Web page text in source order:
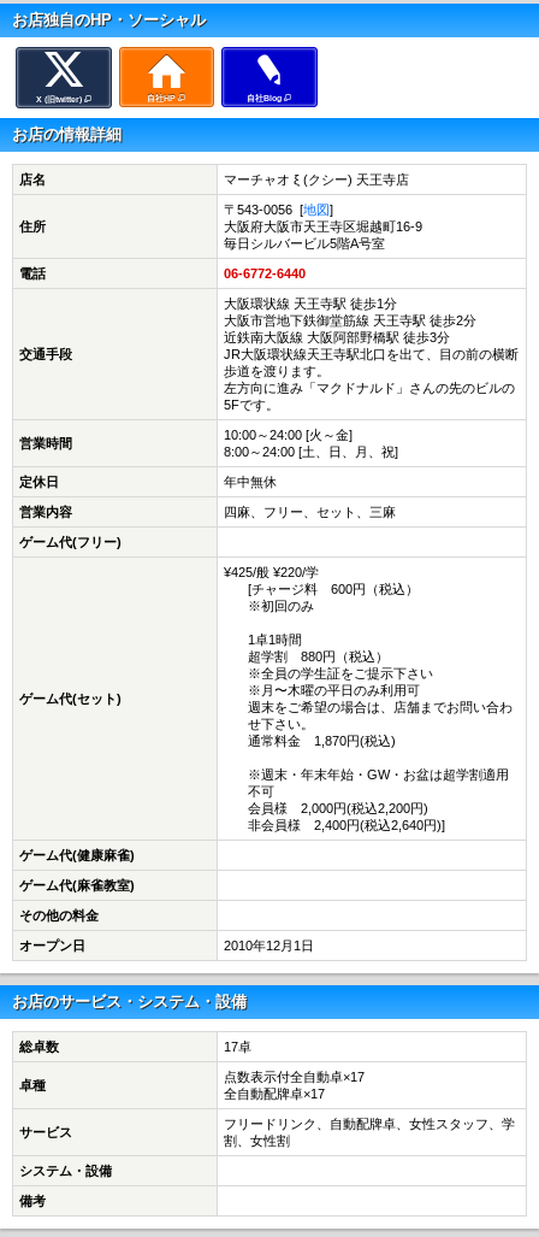
お店独自のHP・ソーシャル
X (旧twitter) 自社HP 自社Blog
お店の情報詳細
店名 マーチャオ ξ (クシー) 天王寺店
住所
〒543-0056 [地図]
大阪府大阪市天王寺区堀越町16-9
毎日シルバービル5階A号室
電話 06-6772-6440
交通手段
大阪環状線 天王寺駅 徒歩1分
大阪市営地下鉄御堂筋線 天王寺駅 徒歩2分
近鉄南大阪線 大阪阿部野橋駅 徒歩3分
JR大阪環状線天王寺駅北口を出て、目の前の横断
歩道を渡ります。
左方向に進み「マクドナルド」さんの先のビルの
5Fです。
営業時間
10:00～24:00 [火～金]
8:00～24:00 [土、日、月、祝]
定休日 年中無休
営業内容 四麻、フリー、セット、三麻
ゲーム代(フリー)
ゲーム代(セット)
¥425/般 ¥220/学
[チャージ料 600円（税込）
※初回のみ
1卓1時間
超学割 880円（税込）
※全員の学生証をご提示下さい
※月〜木曜の平日のみ利用可
週末をご希望の場合は、店舗までお問い合わ
せ下さい。
通常料金 1,870円(税込)
※週末・年末年始・GW・お盆は超学割適用
不可
会員様 2,000円(税込2,200円)
非会員様 2,400円(税込2,640円)]
ゲーム代(健康麻雀)
ゲーム代(麻雀教室)
その他の料金
オープン日 2010年12月1日
お店のサービス・システム・設備
総卓数 17卓
卓種
点数表示付全自動卓×17
全自動配牌卓×17
サービス
フリードリンク、自動配牌卓、女性スタッフ、学
割、女性割
システム・設備
備考